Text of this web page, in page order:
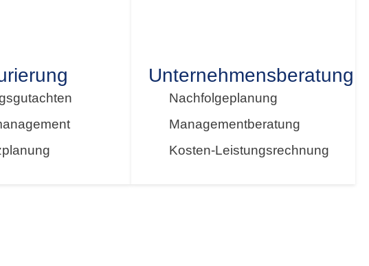
Unternehmensberatung
Nachfolgeplanung
Managementberatung
Kosten-Leistungsrechnung